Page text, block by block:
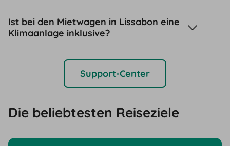
Ist bei den Mietwagen in Lissabon eine
Klimaanlage inklusive?
Support-Center
Die beliebtesten Reiseziele